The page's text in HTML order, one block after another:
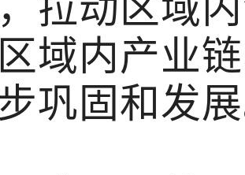
拉动区域
域内产业
巩固和发